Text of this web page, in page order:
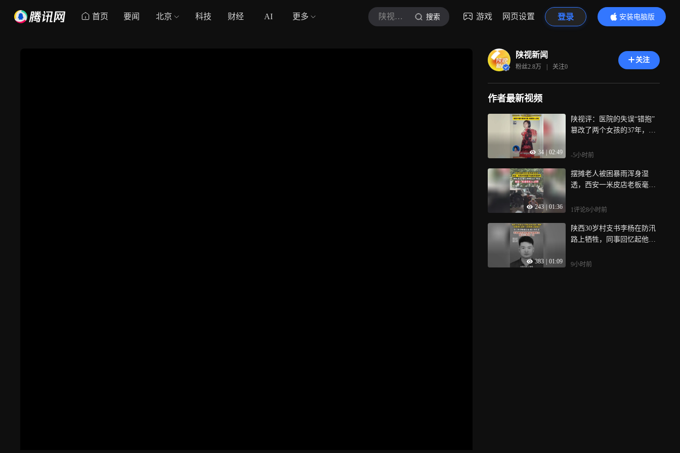
首页 要闻 北京 科技 财经 AI 更多 陕视新闻 搜索 游戏 网页设置 登录
安装电脑版
内容更精彩
陕视新闻
粉丝2.8万 | 关注0
关注
作者最新视频
34 02:49
陕视评：医院的失误“错抱”
篡改了两个女孩的37年，赔
生账
-5小时前
243 01:36
摆摊老人被困暴雨浑身湿
透，西安一米皮店老板毫不
进店，暖心照顾送上热饭，
1评论8小时前
383 01:09
陕西30岁村支书李杨在防汛
路上牺牲，同事回忆起他，
望他能活着，能出现奇迹”
9小时前